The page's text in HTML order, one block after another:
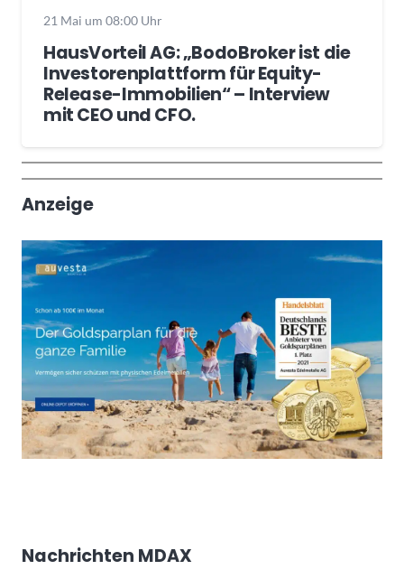
21 Mai um 08:00 Uhr
HausVorteil AG: „BodoBroker ist die
Investorenplattform für Equity-
Release-Immobilien“ – Interview
mit CEO und CFO.
Wochenrückblick
Trendthemen
Anzeige
Nachrichten MDAX